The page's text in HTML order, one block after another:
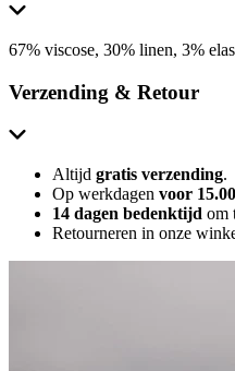
67% viscose, 30% linen, 3%
Verzending & Retour
Altijd gratis verzending.
Op werkdagen voor
14 dagen bedenktijd om
Retourneren in onze